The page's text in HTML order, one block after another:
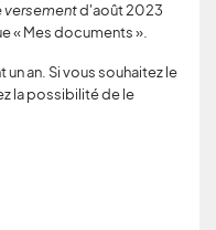
versementd'août 2023
« Mes documents ».
an. Si vous souhaitez le
la possibilité de le